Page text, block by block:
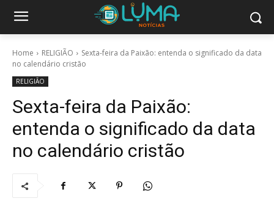
Home RELIGIÃO
Sexta-feira da Paixão: entenda o significado da data
no calendário cristão
RELIGIÃO
Sexta-feira da Paixão:
entenda o significado da data
no calendário cristão